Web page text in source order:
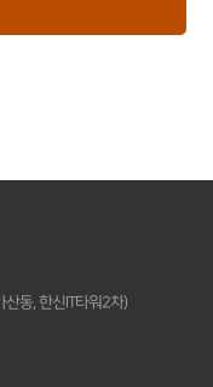
동, 한신IT타워2차)